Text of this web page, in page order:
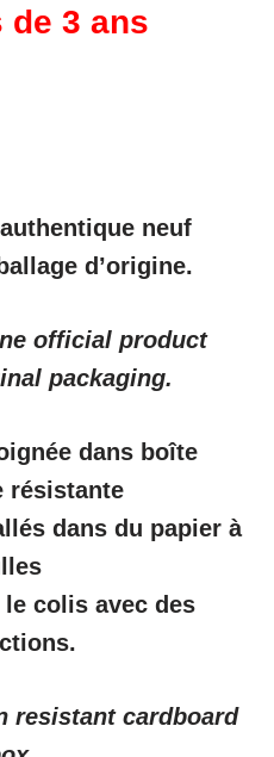
de 3 ans
neuf
d’origine.
official product
packaging.
dans boîte
résistante
dans du papier à
colis avec des
resistant cardboard